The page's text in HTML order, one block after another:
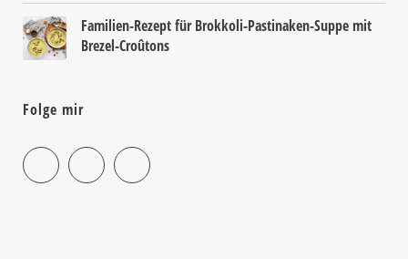
Familien-Rezept für Brokkoli-Pastinaken-Suppe mit
Brezel-Croûtons
Folge mir